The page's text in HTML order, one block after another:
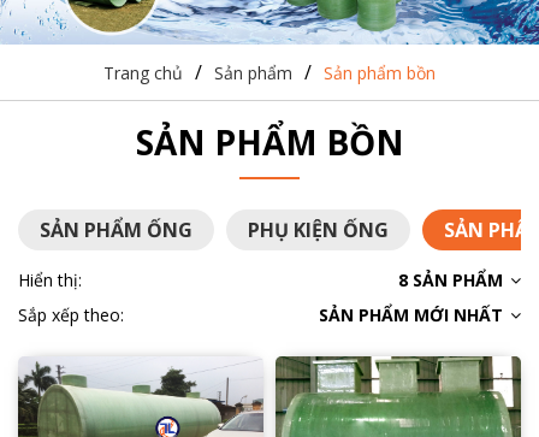
Trang chủ / Sản phẩm / Sản phẩm bồn
SẢN PHẨM BỒN
SẢN PHẨM ỐNG PHỤ KIỆN ỐNG SẢN
Hiển thị:
8 SẢN PHẨM
Sắp xếp theo:
SẢN PHẨM MỚI NHẤT